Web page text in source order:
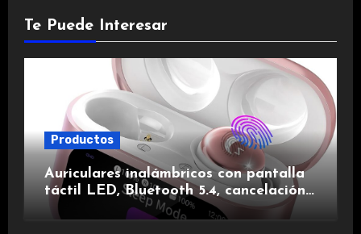
Te Puede Interesar
Productos
Auriculares inalámbricos con pantalla
táctil LED, Bluetooth 5.4, cancelación
de ruido, impermeables y de larga